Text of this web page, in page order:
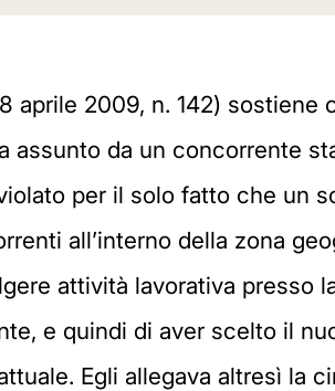
aprile 2009, n. 142)
assunto da un concorrente
per il solo fatto che un
all’interno della zona
attività lavorativa presso
e quindi di aver scelto il
Egli allegava altresì la